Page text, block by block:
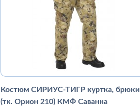
Костюм СИРИУС-ТИГР куртка, брюки
(тк. Орион 210) КМФ Саванна